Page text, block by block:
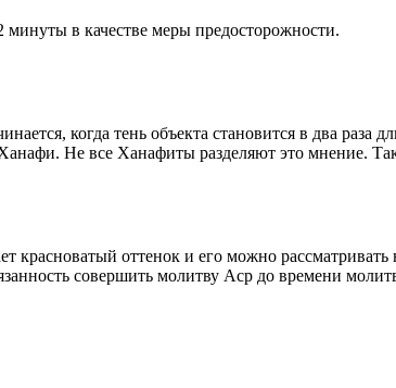
в качестве меры предосторожности.
когда тень объекта становится в два
Не все Ханафиты разделяют это мнение.
красноватый оттенок и его можно
совершить молитву Аср до времени